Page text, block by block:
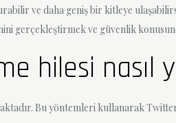
ve daha geniş bir kitleye
gerçekleştirmek ve güvenlik
hilesi nasıl
Bu yöntemleri kullanarak Twitter